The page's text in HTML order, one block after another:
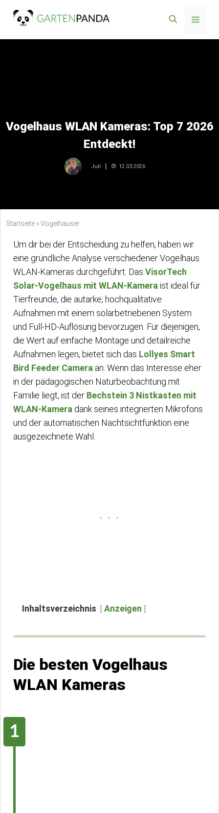
Inhalt
Menü
Vogelhaus WLAN Kameras: Top 7 2026
Entdeckt!
Juli 12.03.2026
Startseite »Vogelhäuser
Um dir bei der Entscheidung zu helfen, haben wir
eine gründliche Analyse verschiedener Vogelhaus
WLAN-Kameras durchgeführt. Das VisorTech
Solar-Vogelhaus mit WLAN-Kamera ist ideal für
Tierfreunde, die autarke, hochqualitative
Aufnahmen mit einem solarbetriebenen System
und Full-HD-Auflösung bevorzugen. Für diejenigen,
die Wert auf einfache Montage und detailreiche
Aufnahmen legen, bietet sich das Lollyes Smart
Bird Feeder Camera an. Wenn das Interesse eher
in der pädagogischen Naturbeobachtung mit
Familie liegt, ist der Bechstein 3 Nistkasten mit
WLAN-Kamera dank seines integrierten Mikrofons
und der automatischen Nachtsichtfunktion eine
ausgezeichnete Wahl.
Inhaltsverzeichnis Anzeigen
Die besten Vogelhaus
WLAN Kameras